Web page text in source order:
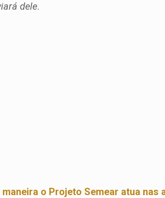
dele.
maneira o Projeto Semear atua nas